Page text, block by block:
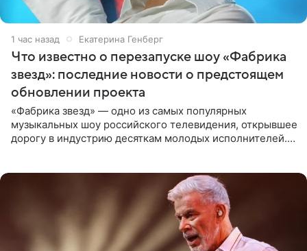
1 час назад Екатерина Генберг
Что известно о перезапуске шоу «Фабрика
звезд»: последние новости о предстоящем
обновлении проекта
«Фабрика звезд» — одно из самых популярных
музыкальных шоу российского телевидения, открывшее
дорогу в индустрию десяткам молодых исполнителей.